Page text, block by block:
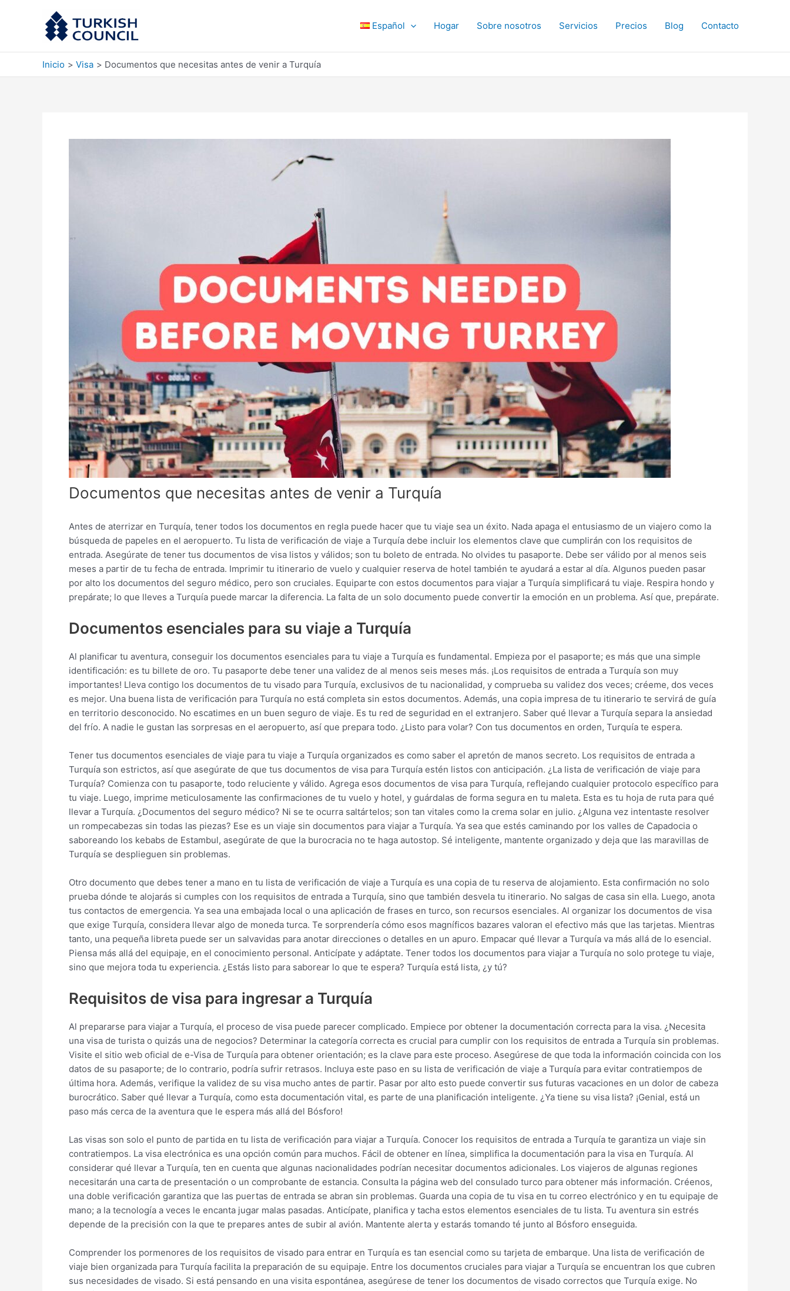
Español Hogar Sobre nosotros Servicios Precios Blog Contacto
Inicio Visa Documentos que necesitas antes de venir a Turquía
Documentos que necesitas antes de venir a Turquía
Antes de aterrizar en Turquía, tener todos los documentos en regla puede hacer que tu viaje sea un éxito. Nada apaga el entusiasmo de un viajero como la
búsqueda de papeles en el aeropuerto. Tu lista de verificación de viaje a Turquía debe incluir los elementos clave que cumplirán con los requisitos de
entrada. Asegúrate de tener tus documentos de visa listos y válidos; son tu boleto de entrada. No olvides tu pasaporte. Debe ser válido por al menos seis
meses a partir de tu fecha de entrada. Imprimir tu itinerario de vuelo y cualquier reserva de hotel también te ayudará a estar al día. Algunos pueden pasar
por alto los documentos del seguro médico, pero son cruciales. Equiparte con estos documentos para viajar a Turquía simplificará tu viaje. Respira hondo y
prepárate; lo que lleves a Turquía puede marcar la diferencia. La falta de un solo documento puede convertir la emoción en un problema. Así que, prepárate.
Documentos esenciales para su viaje a Turquía
Al planificar tu aventura, conseguir los documentos esenciales para tu viaje a Turquía es fundamental. Empieza por el pasaporte; es más que una simple
identificación: es tu billete de oro. Tu pasaporte debe tener una validez de al menos seis meses más. ¡Los requisitos de entrada a Turquía son muy
importantes! Lleva contigo los documentos de tu visado para Turquía, exclusivos de tu nacionalidad, y comprueba su validez dos veces; créeme, dos veces
es mejor. Una buena lista de verificación para Turquía no está completa sin estos documentos. Además, una copia impresa de tu itinerario te servirá de guía
en territorio desconocido. No escatimes en un buen seguro de viaje. Es tu red de seguridad en el extranjero. Saber qué llevar a Turquía separa la ansiedad
del frío. A nadie le gustan las sorpresas en el aeropuerto, así que prepara todo. ¿Listo para volar? Con tus documentos en orden, Turquía te espera.
Tener tus documentos esenciales de viaje para tu viaje a Turquía organizados es como saber el apretón de manos secreto. Los requisitos de entrada a
Turquía son estrictos, así que asegúrate de que tus documentos de visa para Turquía estén listos con anticipación. ¿La lista de verificación de viaje para
Turquía? Comienza con tu pasaporte, todo reluciente y válido. Agrega esos documentos de visa para Turquía, reflejando cualquier protocolo específico para
tu viaje. Luego, imprime meticulosamente las confirmaciones de tu vuelo y hotel, y guárdalas de forma segura en tu maleta. Esta es tu hoja de ruta para qué
llevar a Turquía. ¿Documentos del seguro médico? Ni se te ocurra saltártelos; son tan vitales como la crema solar en julio. ¿Alguna vez intentaste resolver
un rompecabezas sin todas las piezas? Ese es un viaje sin documentos para viajar a Turquía. Ya sea que estés caminando por los valles de Capadocia o
saboreando los kebabs de Estambul, asegúrate de que la burocracia no te haga autostop. Sé inteligente, mantente organizado y deja que las maravillas de
Turquía se desplieguen sin problemas.
Otro documento que debes tener a mano en tu lista de verificación de viaje a Turquía es una copia de tu reserva de alojamiento. Esta confirmación no solo
prueba dónde te alojarás si cumples con los requisitos de entrada a Turquía, sino que también desvela tu itinerario. No salgas de casa sin ella. Luego, anota
tus contactos de emergencia. Ya sea una embajada local o una aplicación de frases en turco, son recursos esenciales. Al organizar los documentos de visa
que exige Turquía, considera llevar algo de moneda turca. Te sorprendería cómo esos magníficos bazares valoran el efectivo más que las tarjetas. Mientras
tanto, una pequeña libreta puede ser un salvavidas para anotar direcciones o detalles en un apuro. Empacar qué llevar a Turquía va más allá de lo esencial.
Piensa más allá del equipaje, en el conocimiento personal. Anticípate y adáptate. Tener todos los documentos para viajar a Turquía no solo protege tu viaje,
sino que mejora toda tu experiencia. ¿Estás listo para saborear lo que te espera? Turquía está lista, ¿y tú?
Requisitos de visa para ingresar a Turquía
Al prepararse para viajar a Turquía, el proceso de visa puede parecer complicado. Empiece por obtener la documentación correcta para la visa. ¿Necesita
una visa de turista o quizás una de negocios? Determinar la categoría correcta es crucial para cumplir con los requisitos de entrada a Turquía sin problemas.
Visite el sitio web oficial de e-Visa de Turquía para obtener orientación; es la clave para este proceso. Asegúrese de que toda la información coincida con los
datos de su pasaporte; de ​​lo contrario, podría sufrir retrasos. Incluya este paso en su lista de verificación de viaje a Turquía para evitar contratiempos de
última hora. Además, verifique la validez de su visa mucho antes de partir. Pasar por alto esto puede convertir sus futuras vacaciones en un dolor de cabeza
burocrático. Saber qué llevar a Turquía, como esta documentación vital, es parte de una planificación inteligente. ¿Ya tiene su visa lista? ¡Genial, está un
paso más cerca de la aventura que le espera más allá del Bósforo!
Las visas son solo el punto de partida en tu lista de verificación para viajar a Turquía. Conocer los requisitos de entrada a Turquía te garantiza un viaje sin
contratiempos. La visa electrónica es una opción común para muchos. Fácil de obtener en línea, simplifica la documentación para la visa en Turquía. Al
considerar qué llevar a Turquía, ten en cuenta que algunas nacionalidades podrían necesitar documentos adicionales. Los viajeros de algunas regiones
necesitarán una carta de presentación o un comprobante de estancia. Consulta la página web del consulado turco para obtener más información. Créenos,
una doble verificación garantiza que las puertas de entrada se abran sin problemas. Guarda una copia de tu visa en tu correo electrónico y en tu equipaje de
mano; a la tecnología a veces le encanta jugar malas pasadas. Anticípate, planifica y tacha estos elementos esenciales de tu lista. Tu aventura sin estrés
depende de la precisión con la que te prepares antes de subir al avión. Mantente alerta y estarás tomando té junto al Bósforo enseguida.
Comprender los pormenores de los requisitos de visado para entrar en Turquía es tan esencial como su tarjeta de embarque. Una lista de verificación de
viaje bien organizada para Turquía facilita la preparación de su equipaje. Entre los documentos cruciales para viajar a Turquía se encuentran los que cubren
sus necesidades de visado. Si está pensando en una visita espontánea, asegúrese de tener los documentos de visado correctos que Turquía exige. No